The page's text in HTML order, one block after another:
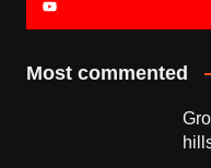
Most commented